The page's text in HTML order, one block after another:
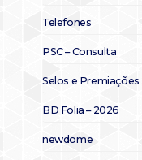
Telefones
PSC – Consulta
Selos e Premiações
BD Folia – 2026
newdome